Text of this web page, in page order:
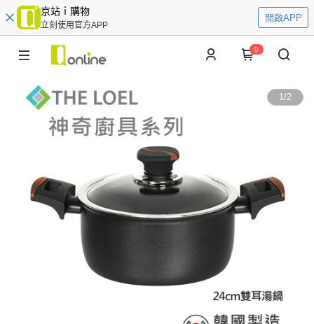
京站ｉ購物
立刻使用官方APP
開啟APP
0
1/2